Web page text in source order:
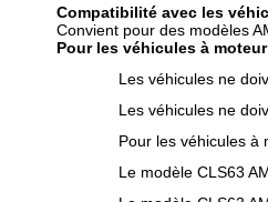
Compatibilité avec les
Convient pour des modèles
Pour les véhicules à moteur
Les véhicules ne
Les véhicules ne
Pour les véhicules à
Le modèle CLS63